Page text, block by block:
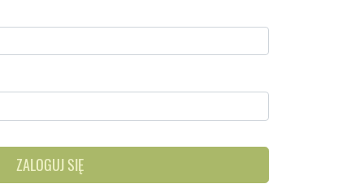
ZALOGUJ SIĘ